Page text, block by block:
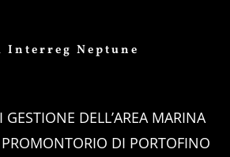
Interreg Neptune
DELL’AREA MARINA
PROMONTORIO DI PORTOFINO